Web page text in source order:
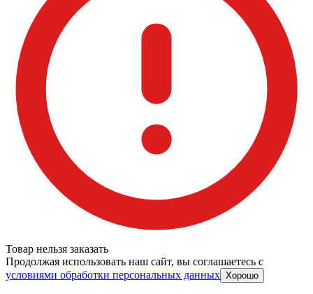
Товар нельзя заказать
Продолжая использовать наш сайт, вы соглашаетесь c
условиями обработки персональных данных Хорошо